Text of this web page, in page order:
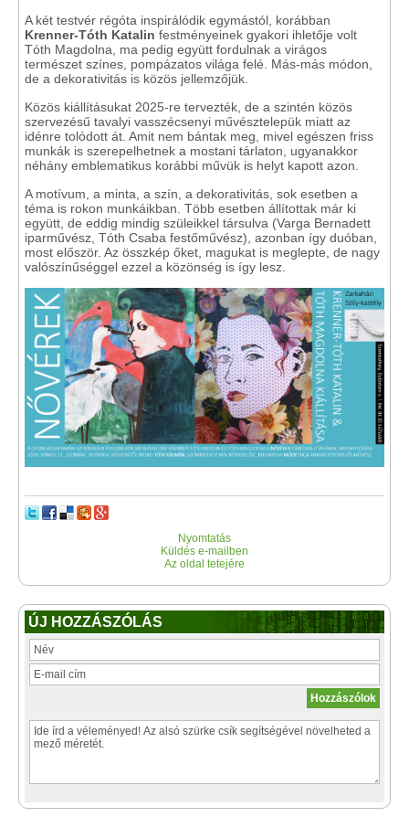
A két testvér régóta inspirálódik egymástól, korábban
Krenner-Tóth Katalin festményeinek gyakori ihletője volt
Tóth Magdolna, ma pedig együtt fordulnak a virágos
természet színes, pompázatos világa felé. Más-más módon,
de a dekorativitás is közös jellemzőjük.
Közös kiállításukat 2025-re tervezték, de a szintén közös
szervezésű tavalyi vasszécsenyi művésztelepük miatt az
idénre tolódott át. Amit nem bántak meg, mivel egészen friss
munkák is szerepelhetnek a mostani tárlaton, ugyanakkor
néhány emblematikus korábbi művük is helyt kapott azon.
A motívum, a minta, a szín, a dekorativitás, sok esetben a
téma is rokon munkáikban. Több esetben állítottak már ki
együtt, de eddig mindig szüleikkel társulva (Varga Bernadett
iparművész, Tóth Csaba festőművész), azonban így duóban,
most először. Az összkép őket, magukat is meglepte, de nagy
valószínűséggel ezzel a közönség is így lesz.
Nyomtatás
Küldés e-mailben
Az oldal tetejére
ÚJ HOZZÁSZÓLÁS